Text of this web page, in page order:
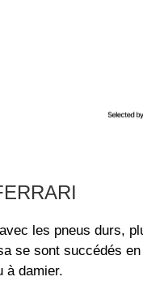
les pneus durs,
se sont succédés
à damier.